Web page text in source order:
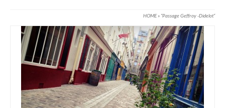
HOME» “Passage Geffroy -Didelot“